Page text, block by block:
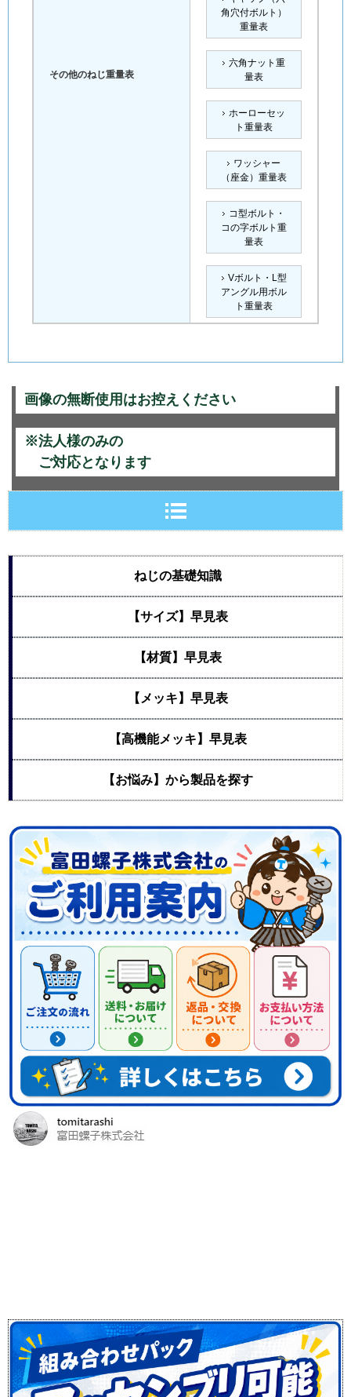
その他のねじ重量表
角穴付ボルト）
重量表
六角ナット重
量表
ホーローセッ
ト重量表
ワッシャー
（座金）重量表
コ型ボルト・
コの字ボルト重
量表
Vボルト・L型
アングル用ボル
ト重量表
画像の無断使用はお控えください
※法人様のみの
ご対応となります
ねじの基礎知識
【サイズ】早見表
【材質】早見表
【メッキ】早見表
【高機能メッキ】早見表
【お悩み】から製品を探す